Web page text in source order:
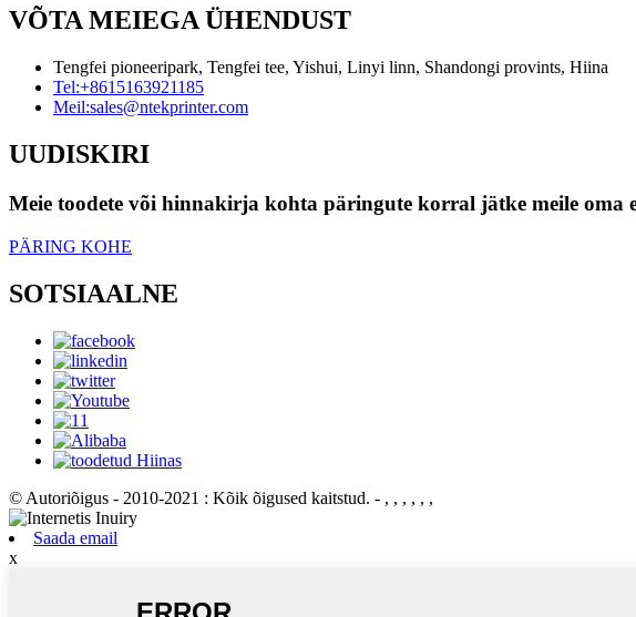
VÕTA MEIEGA ÜHENDUST
Tengfei pioneeripark, Tengfei tee, Yishui, Linyi linn, Shandongi provints, Hiina
Tel:+8615163921185
Meil:sales@ntekprinter.com
UUDISKIRI
Meie toodete või hinnakirja kohta päringute korral jätke meile oma
PÄRING KOHE
SOTSIAALNE
© Autoriõigus - 2010-2021 : Kõik õigused kaitstud. - , , , , , ,
Saada email
x